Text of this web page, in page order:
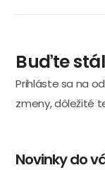
Buďte
Prihláste sa na
zmeny, dôležité
Novinky do